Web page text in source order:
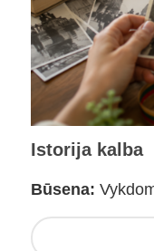
Istorija kalba
Būsena: